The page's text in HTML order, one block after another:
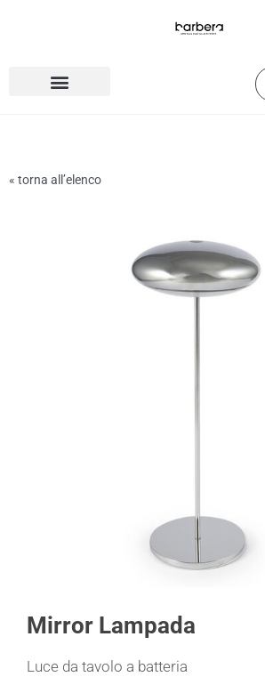
« torna all’elenco
Mirror Lampada
Luce da tavolo a batteria